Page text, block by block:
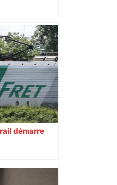
: choc entre
– ici.fr
démarre